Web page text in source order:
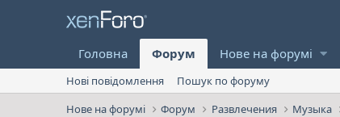
Головна Форум Нове на форумі
Нові повідомлення
Пошук по форуму
Нове на форумі
Форум Развлечения Музыка